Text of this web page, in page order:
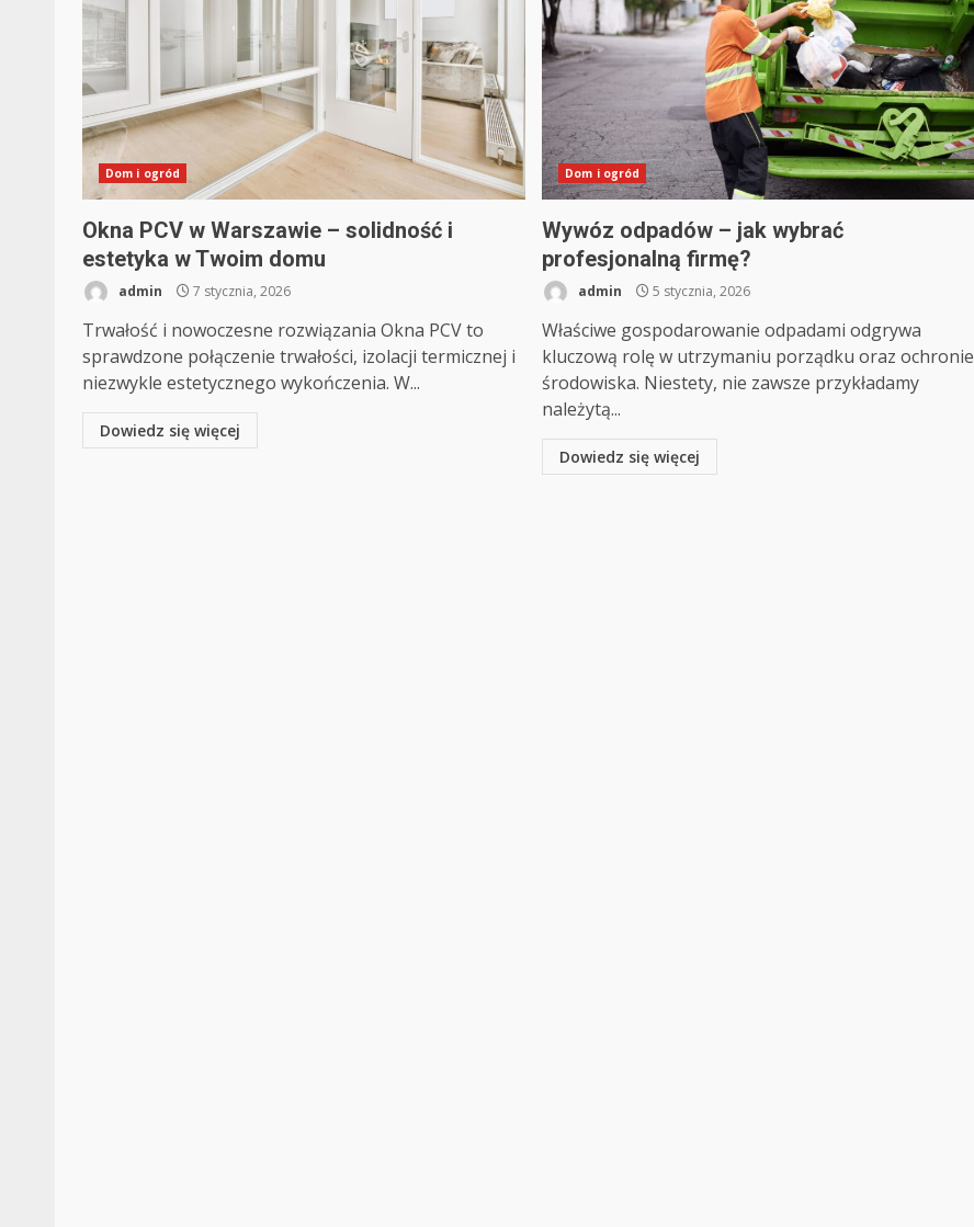
Dom i ogród
Okna PCV w Warszawie – solidność i
estetyka w Twoim domu
admin 7 stycznia, 2026
Trwałość i nowoczesne rozwiązania Okna PCV to
sprawdzone połączenie trwałości, izolacji termicznej i
niezwykle estetycznego wykończenia. W...
Dowiedz się więcej
Dom i ogród
Wywóz odpadów – jak wybrać
profesjonalną firmę?
admin 5 stycznia, 2026
Właściwe gospodarowanie odpadami odgrywa
kluczową rolę w utrzymaniu porządku oraz ochronie
środowiska. Niestety, nie zawsze przykładamy
należytą...
Dowiedz się więcej